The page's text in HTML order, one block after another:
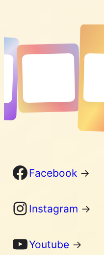
Facebook
Facebook →
Instagram
Instagram →
YouTube
Youtube →